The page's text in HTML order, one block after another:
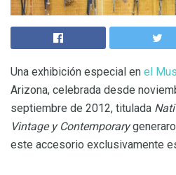
Una exhibición especial en el
Arizona, celebrada desde
septiembre de 2012, titulada
Vintage y Contemporary
este accesorio exclusivamente